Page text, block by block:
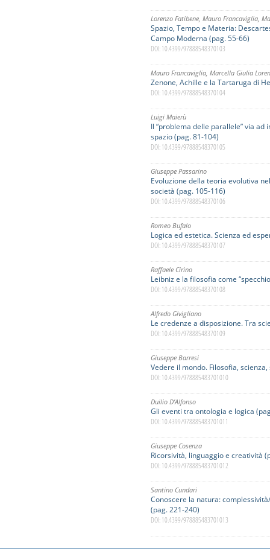
Lorenzo Fatibene, Mauro Francaviglia,
Spazio, Tempo e Materia:
Campo Moderna (pag. 55-66)
DOI: 10.4399/97888548370103
Mauro Francaviglia, Marcella Giulia
Zenone, Achille e la Tartaruga di
DOI: 10.4399/97888548370104
Luigi Maierù
Il “problema delle parallele” via
spazio (pag. 81-104)
DOI: 10.4399/97888548370105
Giuseppe Passarino
Evoluzione della teoria evolutiva
società (pag. 105-116)
DOI: 10.4399/97888548370106
Romeo Bufalo
Logica ed estetica. Scienza ed
DOI: 10.4399/97888548370107
Raffaele Cirino
Leibniz e la filosofia come
DOI: 10.4399/97888548370108
Alfredo Givigliano
Le credenze a disposizione. Tra
DOI: 10.4399/97888548370109
Giuseppe Barresi
Vedere il mondo. Filosofia,
DOI: 10.4399/978885483701010
Duilio D’Alfonso
Gli eventi tra ontologia e logica
DOI: 10.4399/978885483701011
Giuseppe Cosenza
Ricorsività, linguaggio e creatività
DOI: 10.4399/978885483701012
Santino Cundari
Conoscere la natura:
(pag. 221-240)
DOI: 10.4399/978885483701013